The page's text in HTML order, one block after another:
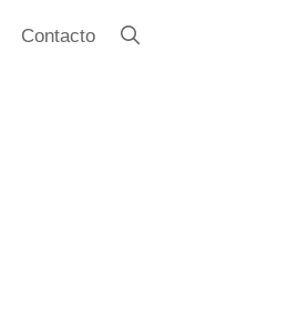
Contacto